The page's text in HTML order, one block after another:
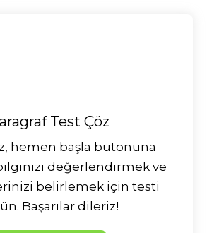
Test Çöz
hemen başla butonuna
bilginizi değerlendirmek ve
belirlemek için testi
Başarılar dileriz!